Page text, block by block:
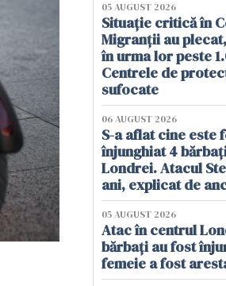
05 AUGUST 2026
Situație critică în
Migranții au
în urma lor peste
Centrele de
sufocate
06 AUGUST 2026
S-a aflat cine este
înjunghiat 4
Londrei. Atacul
ani, explicat de
05 AUGUST 2026
Atac în centrul
bărbați au fost
femeie a fost